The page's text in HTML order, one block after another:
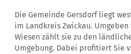
Die Gemeinde Gersdorf liegt
im Landkreis Zwickau. Umgeben
Wiesen zählt sie zu den
Umgebung. Dabei profitiert Sie